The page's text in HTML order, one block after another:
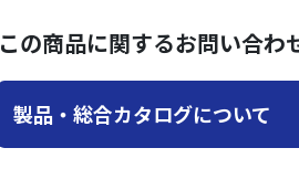
この商品に関するお問い合わ
製品・総合カタログについて